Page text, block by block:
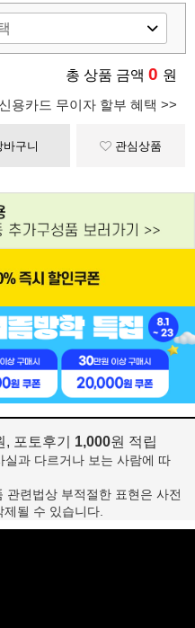
총 상품 금액 0 원
용카드 무이자 할부 혜택 >>
바구니 관심상품
, 포토후기 1,000원 적립
과 다르거나 보는 사람에 따
련법상 부적절한 표현은 사전
될 수 있습니다.